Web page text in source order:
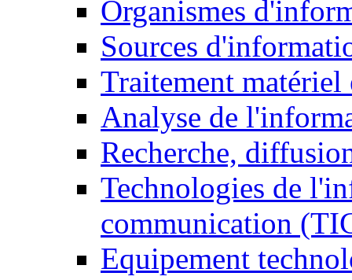
Organismes
Sources
Traitement matériel
Analyse de
Recherche,
Technologies de
communication
Equipement